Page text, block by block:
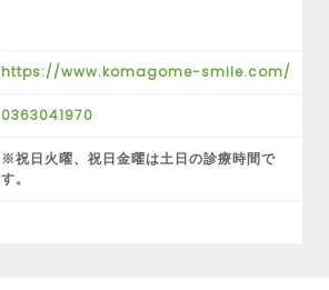
https://www.komagome-smile.com/
0363041970
※祝日火曜、祝日金曜は土日の診療時間で
す。